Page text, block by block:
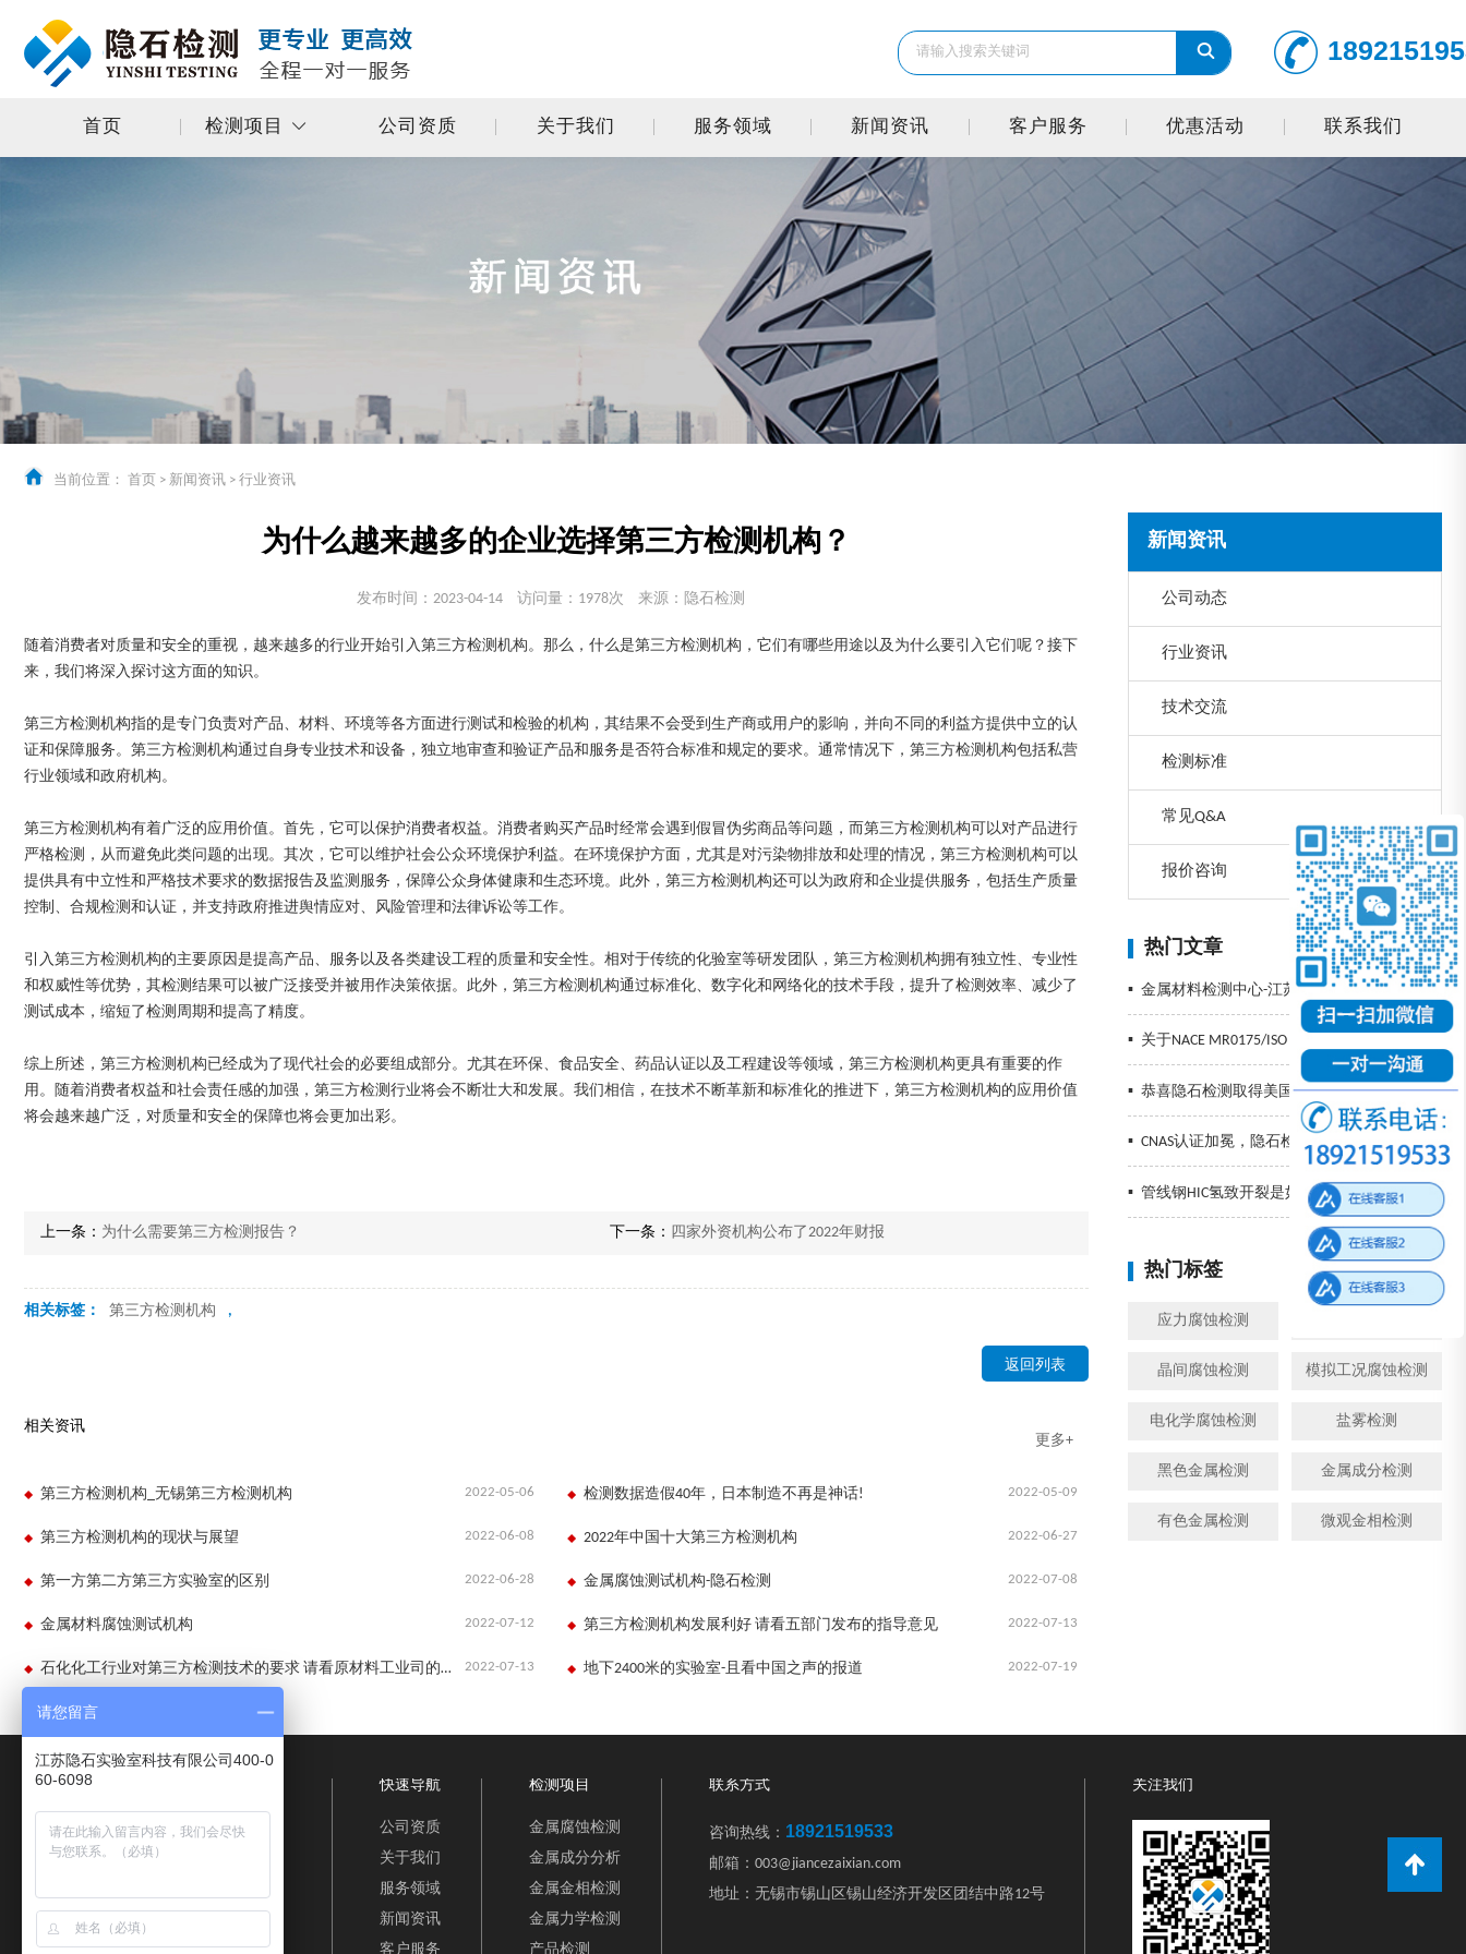
首页 检测项目 公司资质 关于我们 服务领域 新闻资讯 客户服务 优惠活动 联系我们
当前位置： 首页 > 新闻资讯 > 行业资讯
新闻资讯
公司动态
行业资讯
技术交流
检测标准
常见Q&A
报价咨询
热门文章
▪ 金属材料检测中心-江苏隐石检验检测有限公司
▪ 关于NACE MR0175/ISO 15156的标准解读
▪ 恭喜隐石检测取得美国NIST冲击认证
▪ CNAS认证加冕，隐石检测再创辉煌，精准检测助力企业发展！
▪ 管线钢HIC氢致开裂是如何发生的以及预防措施
热门标签 换一批
应力腐蚀检测
晶间腐蚀检测 模拟工况腐蚀检测
电化学腐蚀检测 盐雾检测
黑色金属检测 金属成分检测
有色金属检测 微观金相检测
为什么越来越多的企业选择第三方检测机构？
发布时间：2023-04-14 访问量：1978次 来源：隐石检测
随着消费者对质量和安全的重视，越来越多的行业开始引入第三方检测机构。那么，什么是第三方检测机构，它们有哪些用途以及为什么要引入它们呢？接下
来，我们将深入探讨这方面的知识。
第三方检测机构指的是专门负责对产品、材料、环境等各方面进行测试和检验的机构，其结果不会受到生产商或用户的影响，并向不同的利益方提供中立的认
证和保障服务。第三方检测机构通过自身专业技术和设备，独立地审查和验证产品和服务是否符合标准和规定的要求。通常情况下，第三方检测机构包括私营
行业领域和政府机构。
第三方检测机构有着广泛的应用价值。首先，它可以保护消费者权益。消费者购买产品时经常会遇到假冒伪劣商品等问题，而第三方检测机构可以对产品进行
严格检测，从而避免此类问题的出现。其次，它可以维护社会公众环境保护利益。在环境保护方面，尤其是对污染物排放和处理的情况，第三方检测机构可以
提供具有中立性和严格技术要求的数据报告及监测服务，保障公众身体健康和生态环境。此外，第三方检测机构还可以为政府和企业提供服务，包括生产质量
控制、合规检测和认证，并支持政府推进舆情应对、风险管理和法律诉讼等工作。
引入第三方检测机构的主要原因是提高产品、服务以及各类建设工程的质量和安全性。相对于传统的化验室等研发团队，第三方检测机构拥有独立性、专业性
和权威性等优势，其检测结果可以被广泛接受并被用作决策依据。此外，第三方检测机构通过标准化、数字化和网络化的技术手段，提升了检测效率、减少了
测试成本，缩短了检测周期和提高了精度。
综上所述，第三方检测机构已经成为了现代社会的必要组成部分。尤其在环保、食品安全、药品认证以及工程建设等领域，第三方检测机构更具有重要的作
用。随着消费者权益和社会责任感的加强，第三方检测行业将会不断壮大和发展。我们相信，在技术不断革新和标准化的推进下，第三方检测机构的应用价值
将会越来越广泛，对质量和安全的保障也将会更加出彩。
上一条： 为什么需要第三方检测报告？ 下一条： 四家外资机构公布了2022年财报
相关标签： 第三方检测机构 ,
返回列表
相关资讯
更多+
2022-05-06
第三方检测机构_无锡第三方检测机构 2022-05-09
检测数据造假40年，日本制造不再是神话!
2022-06-08
第三方检测机构的现状与展望 2022-06-27
2022年中国十大第三方检测机构
2022-06-28
第一方第二方第三方实验室的区别 2022-07-08
金属腐蚀测试机构-隐石检测
2022-07-12
金属材料腐蚀测试机构 2022-07-13
第三方检测机构发展利好 请看五部门发布的指导意见
2022-07-13
石化化工行业对第三方检测技术的要求 请看原材料工业司的指导意见 2022-07-19
地下2400米的实验室-且看中国之声的报道
快速导航
公司资质
关于我们
服务领域
新闻资讯
客户服务
检测项目
金属腐蚀检测
金属成分分析
金属金相检测
金属力学检测
产品检测
联系方式
咨询热线： 18921519533
邮箱：003@jiancezaixian.com
地址：无锡市锡山区锡山经济开发区团结中路12号
关注我们
请您留言
江苏隐石实验室科技有限公司400-0
60-6098